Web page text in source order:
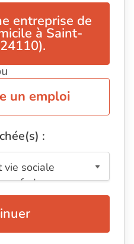
entreprise de
à Saint-
un emploi
: